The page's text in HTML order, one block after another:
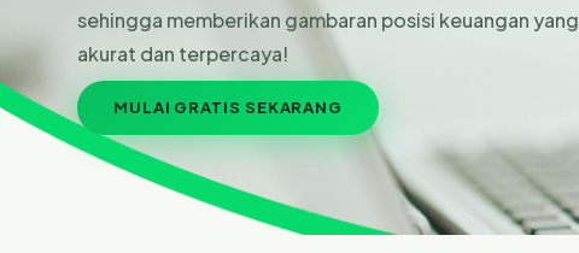
sehingga memberikan gambaran posisi keuangan yang
akurat dan terpercaya!
MULAI GRATIS SEKARANG